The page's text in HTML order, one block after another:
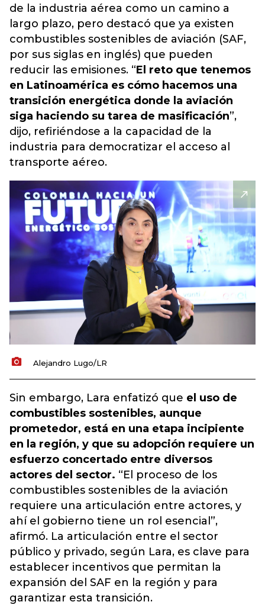
de la industria aérea como un camino a
largo plazo, pero destacó que ya existen
combustibles sostenibles de aviación (SAF,
por sus siglas en inglés) que pueden
reducir las emisiones. “El reto que tenemos
en Latinoamérica es cómo hacemos una
transición energética donde la aviación
siga haciendo su tarea de masificación”,
dijo, refiriéndose a la capacidad de la
industria para democratizar el acceso al
transporte aéreo.
Alejandro Lugo/LR
Sin embargo, Lara enfatizó que el uso de
combustibles sostenibles, aunque
prometedor, está en una etapa incipiente
en la región, y que su adopción requiere un
esfuerzo concertado entre diversos
actores del sector. “El proceso de los
combustibles sostenibles de la aviación
requiere una articulación entre actores, y
ahí el gobierno tiene un rol esencial”,
afirmó. La articulación entre el sector
público y privado, según Lara, es clave para
establecer incentivos que permitan la
expansión del SAF en la región y para
garantizar esta transición.